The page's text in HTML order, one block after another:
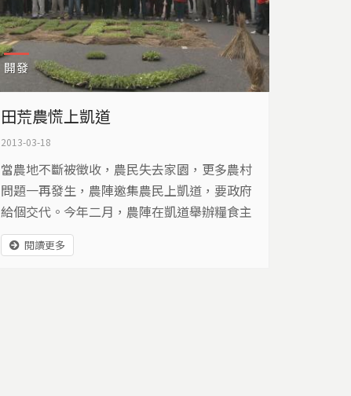
開發
田荒農慌上凱道
2013-03-18
當農地不斷被徵收，農民失去家園，更多農村
問題一再發生，農陣邀集農民上凱道，要政府
給個交代。今年二月，農陣在凱道舉辦糧食主
權人民論壇，國內農民、國際農友齊聚，訴說
田荒農慌的悲苦…
閱讀更多